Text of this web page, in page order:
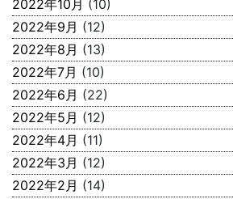
2022年10月 (10)
2022年9月 (12)
2022年8月 (13)
2022年7月 (10)
2022年6月 (22)
2022年5月 (12)
2022年4月 (11)
2022年3月 (12)
2022年2月 (14)